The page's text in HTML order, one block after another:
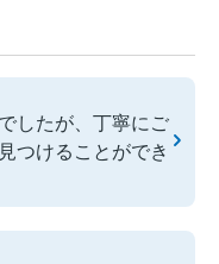
したが、丁寧にご
つけることができ